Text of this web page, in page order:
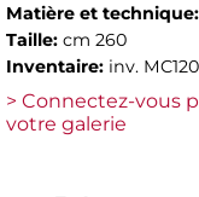
Matière et technique:
Taille: cm 260
Inventaire: inv.
> Connectez-vous
votre galerie